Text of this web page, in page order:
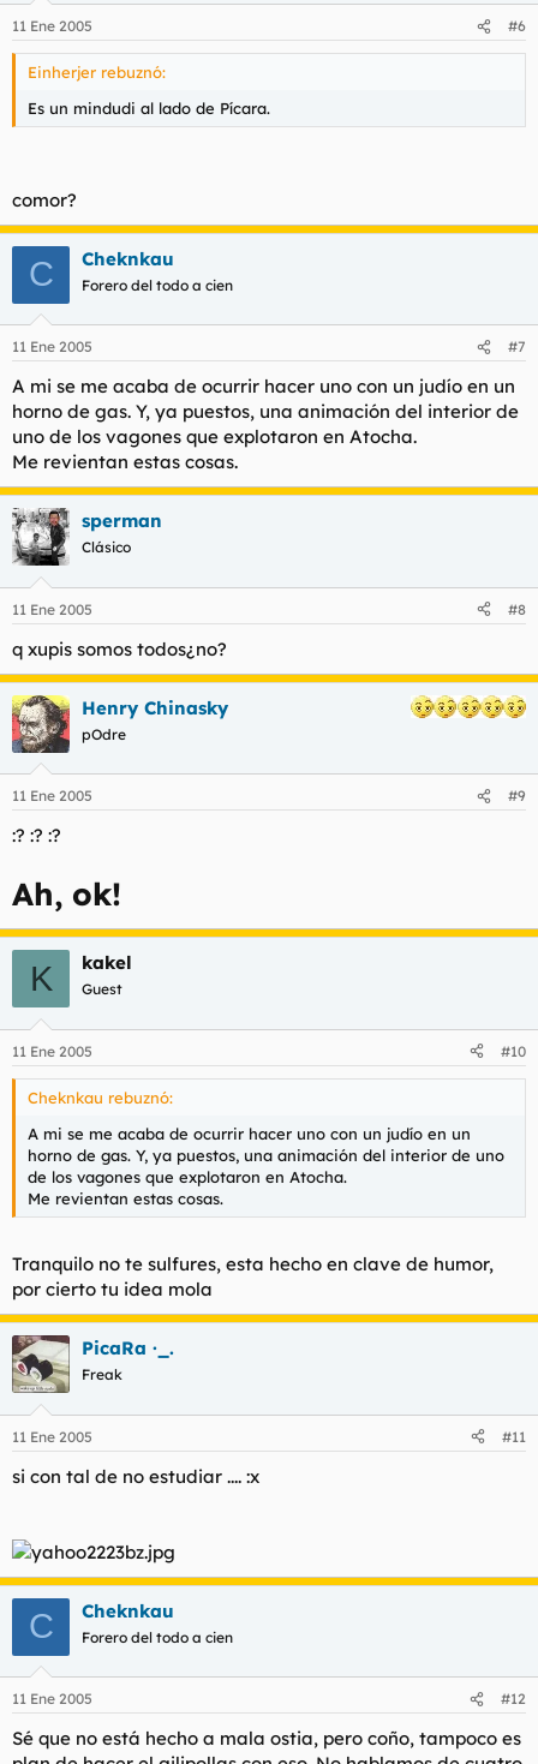
11 Ene 2005 #6
Einherjer rebuznó:
Es un mindudi al lado de Pícara.
comor?
C Cheknkau
Forero del todo a cien
11 Ene 2005 #7
A mi se me acaba de ocurrir hacer uno con un judío en un
horno de gas. Y, ya puestos, una animación del interior de
uno de los vagones que explotaron en Atocha.
Me revientan estas cosas.
sperman
Clásico
11 Ene 2005 #8
q xupis somos todos¿no?
Henry Chinasky
pOdre
11 Ene 2005 #9
:? :? :?
Ah, ok!
K kakel
Guest
11 Ene 2005 #10
Cheknkau rebuznó:
A mi se me acaba de ocurrir hacer uno con un judío en un
horno de gas. Y, ya puestos, una animación del interior de uno
de los vagones que explotaron en Atocha.
Me revientan estas cosas.
Tranquilo no te sulfures, esta hecho en clave de humor,
por cierto tu idea mola
PicaRa ·_.
Freak
11 Ene 2005 #11
si con tal de no estudiar .... :x
C Cheknkau
Forero del todo a cien
11 Ene 2005 #12
Sé que no está hecho a mala ostia, pero coño, tampoco es